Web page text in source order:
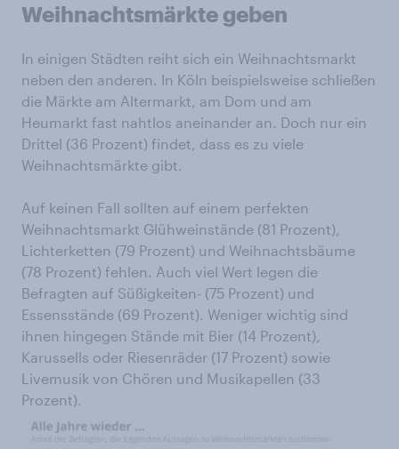
Weihnachtsmärkte geben
In einigen Städten reiht sich ein Weihnachtsmarkt
neben den anderen. In Köln beispielsweise schließen
die Märkte am Altermarkt, am Dom und am
Heumarkt fast nahtlos aneinander an. Doch nur ein
Drittel (36 Prozent) findet, dass es zu viele
Weihnachtsmärkte gibt.
Auf keinen Fall sollten auf einem perfekten
Weihnachtsmarkt Glühweinstände (81 Prozent),
Lichterketten (79 Prozent) und Weihnachtsbäume
(78 Prozent) fehlen. Auch viel Wert legen die
Befragten auf Süßigkeiten- (75 Prozent) und
Essensstände (69 Prozent). Weniger wichtig sind
ihnen hingegen Stände mit Bier (14 Prozent),
Karussells oder Riesenräder (17 Prozent) sowie
Livemusik von Chören und Musikapellen (33
Prozent).